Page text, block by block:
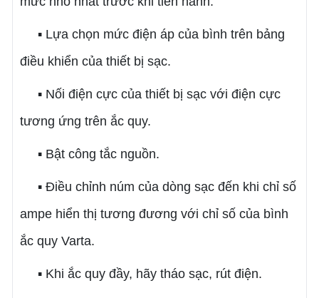
▪ Lựa chọn mức điện áp của bình trên bảng
điều khiển của thiết bị sạc.
▪ Nối điện cực của thiết bị sạc với điện cực
tương ứng trên ắc quy.
▪ Bật công tắc nguồn.
▪ Điều chỉnh núm của dòng sạc đến khi chỉ số
ampe hiển thị tương đương với chỉ số của bình
ắc quy Varta.
▪ Khi ắc quy đầy, hãy tháo sạc, rút điện.